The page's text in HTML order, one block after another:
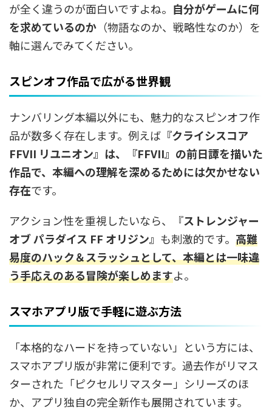
が全く違うのが面白いですよね。 自分がゲームに何
を求めているのか （物語なのか、戦略性なのか）を
軸に選んでみてください。
スピンオフ作品で広がる世界観
ナンバリング本編以外にも、魅力的なスピンオフ作
品が数多く存在します。例えば 『クライシスコア
FFVII リユニオン』は、『FFVII』の前日譚を描いた
作品で、本編への理解を深めるためには欠かせない
存在です。
アクション性を重視したいなら、『ストレンジャー
オブ パラダイス FF オリジン』 も刺激的です。 高難
易度のハック＆スラッシュとして、本編とは一味違
う手応えのある冒険が楽しめますよ。
スマホアプリ版で手軽に遊ぶ方法
「本格的なハードを持っていない」という方には、
スマホアプリ版が非常に便利です。過去作がリマス
ターされた「ピクセルリマスター」シリーズのほ
か、アプリ独自の完全新作も展開されています。